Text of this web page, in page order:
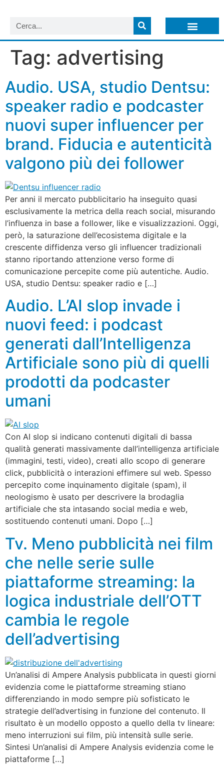
Tag: advertising
Audio. USA, studio Dentsu:
speaker radio e podcaster
nuovi super influencer per
brand. Fiducia e autenticità
valgono più dei follower
Per anni il mercato pubblicitario ha inseguito quasi
esclusivamente la metrica della reach social, misurando
l’influenza in base a follower, like e visualizzazioni. Oggi,
però, la saturazione dell’ecosistema digitale e la
crescente diffidenza verso gli influencer tradizionali
stanno riportando attenzione verso forme di
comunicazione percepite come più autentiche. Audio.
USA, studio Dentsu: speaker radio e […]
Audio. L’AI slop invade i
nuovi feed: i podcast
generati dall’Intelligenza
Artificiale sono più di quelli
prodotti da podcaster
umani
Con AI slop si indicano contenuti digitali di bassa
qualità generati massivamente dall’intelligenza artificiale
(immagini, testi, video), creati allo scopo di generare
click, pubblicità o interazioni effimere sul web. Spesso
percepito come inquinamento digitale (spam), il
neologismo è usato per descrivere la brodaglia
artificiale che sta intasando social media e web,
sostituendo contenuti umani. Dopo […]
Tv. Meno pubblicità nei film
che nelle serie sulle
piattaforme streaming: la
logica industriale dell’OTT
cambia le regole
dell’advertising
Un’analisi di Ampere Analysis pubblicata in questi giorni
evidenzia come le piattaforme streaming stiano
differenziando in modo sempre più sofisticato le
strategie dell’advertising in funzione del contenuto. Il
risultato è un modello opposto a quello della tv lineare:
meno interruzioni sui film, più intensità sulle serie.
Sintesi Un’analisi di Ampere Analysis evidenzia come le
piattaforme […]